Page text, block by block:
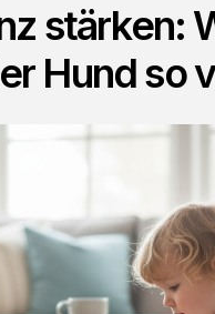
stärken:
Hund so